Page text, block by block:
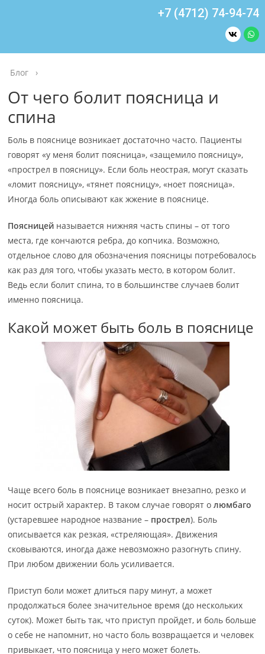
+7 (4712) 74-94-74
Блог ›
От чего болит поясница и
спина
Боль в пояснице возникает достаточно часто. Пациенты
говорят «у меня болит поясница», «защемило поясницу»,
«прострел в поясницу». Если боль неострая, могут сказать
«ломит поясницу», «тянет поясницу», «ноет поясница».
Иногда боль описывают как жжение в пояснице.
Поясницей называется нижняя часть спины – от того
места, где кончаются ребра, до копчика. Возможно,
отдельное слово для обозначения поясницы потребовалось
как раз для того, чтобы указать место, в котором болит.
Ведь если болит спина, то в большинстве случаев болит
именно поясница.
Какой может быть боль в пояснице
Чаще всего боль в пояснице возникает внезапно, резко и
носит острый характер. В таком случае говорят олюмбаго
(устаревшее народное название – прострел). Боль
описывается как резкая, «стреляющая». Движения
сковываются, иногда даже невозможно разогнуть спину.
При любом движении боль усиливается.
Приступ боли может длиться пару минут, а может
продолжаться более значительное время (до нескольких
суток). Может быть так, что приступ пройдет, и боль больше
о себе не напомнит, но часто боль возвращается и человек
привыкает, что поясница у него может болеть.